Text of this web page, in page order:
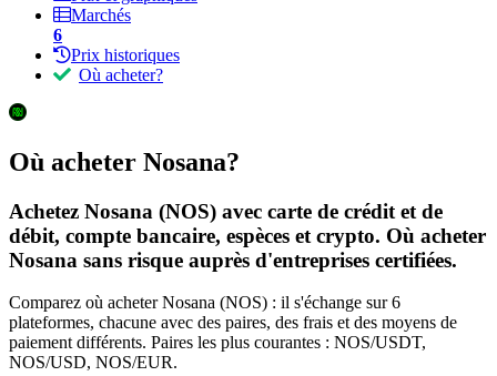
Marchés
6
Prix historiques
Où acheter?
Où acheter Nosana?
Achetez Nosana (NOS) avec carte de crédit et de
débit, compte bancaire, espèces et crypto. Où acheter
Nosana sans risque auprès d'entreprises certifiées.
Comparez où acheter Nosana (NOS) : il s'échange sur 6
plateformes, chacune avec des paires, des frais et des moyens de
paiement différents. Paires les plus courantes : NOS/USDT,
NOS/USD, NOS/EUR.